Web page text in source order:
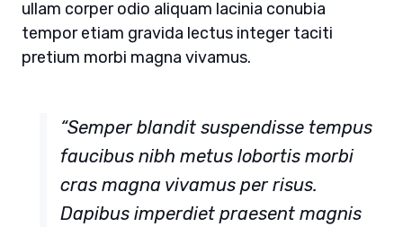
ullam corper odio aliquam lacinia conubia
tempor etiam gravida lectus integer taciti
pretium morbi magna vivamus.
“Semper blandit suspendisse tempus
faucibus nibh metus lobortis morbi
cras magna vivamus per risus.
Dapibus imperdiet praesent magnis